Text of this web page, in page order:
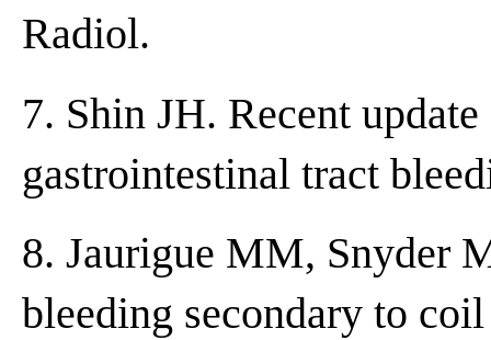
Radiol.
7. Shin JH. Recent
gastrointestinal tract
8. Jaurigue MM, Snyder
bleeding secondary to